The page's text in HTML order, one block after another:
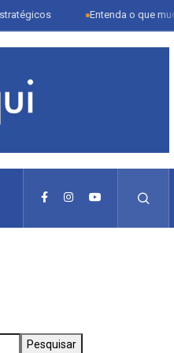
Entenda o que muda com a
Pesquisar